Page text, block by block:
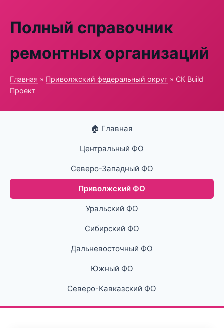
Полный справочник
ремонтных организаций
Главная » Приволжский федеральный округ » СК Build
Проект
🏠 Главная
Центральный ФО
Северо-Западный ФО
Приволжский ФО
Уральский ФО
Сибирский ФО
Дальневосточный ФО
Южный ФО
Северо-Кавказский ФО